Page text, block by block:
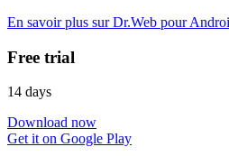
En savoir plus sur Dr.Web pour
Free trial
14 days
Download now
Get it on Google Play